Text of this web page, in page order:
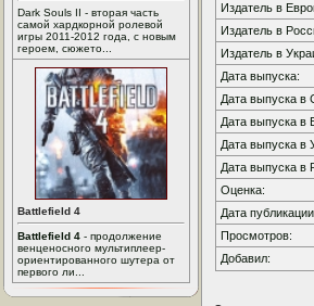
Dark Souls II - вторая часть
самой хардкорной ролевой
игры 2011-2012 года, с новым
героем, сюжето...
Battlefield 4
Battlefield 4 - продолжение
венценосного мультиплеер-
ориентированного шутера от
первого ли...
Издатель в
Издатель в
Издатель в
Дата выпуска:
Дата выпуска
Дата выпуска в
Дата выпуска в
Дата выпуска в
Оценка:
Дата
Просмотров:
Добавил: